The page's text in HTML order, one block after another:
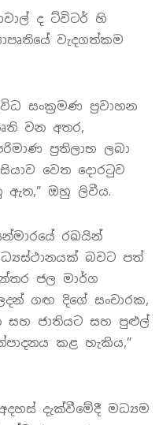
ද ට්විටර් හි
වැදගත්කම
සංක්‍රමණ ප්‍රවාහන
වන අතර,
ප්‍රතිලාභ ලබා
වෙත දොරටුව
ඇත,” ඔහු ලිවීය.
රඛයින්
බවට පත්
ජල මාර්ග
ගඟ දිගේ සංචාරක,
සහ ජාතියට සහ පුළුල්
කළ හැකිය,”
දැක්වීමේදී මධ්‍යම